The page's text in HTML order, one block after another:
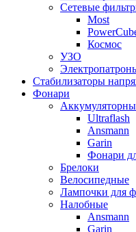
Сетевые
Most
Космос
УЗО
Стабилизаторы
Фонари
Ultraflash
Ansmann
Garin
Фонари
Брелоки
Велосипедные
Лампочки для
Налобные
Ansmann
Garin